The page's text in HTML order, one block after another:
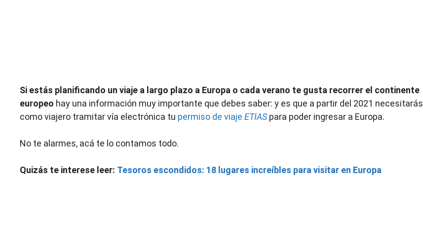
Si estás planificando un viaje a largo plazo a Europa o cada verano te gusta recorrer el continente
europeo hay una información muy importante que debes saber: y es que a partir del 2021 necesitarás
como viajero tramitar vía electrónica tu permiso de viaje ETIASpara poder ingresar a Europa.
No te alarmes, acá te lo contamos todo.
Quizás te interese leer: Tesoros escondidos: 18 lugares increíbles para visitar en Europa